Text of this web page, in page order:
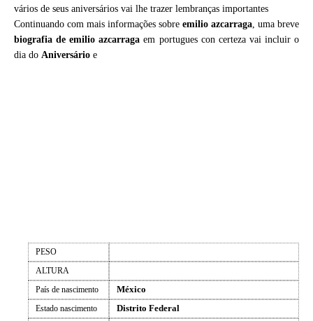
vários de seus aniversários vai lhe trazer lembranças importantes
Continuando com mais informações sobre emilio azcarraga, uma breve
biografia deemilio azcarraga em portugues con certeza vai incluir o
dia do Aniversário e
PESO
ALTURA
País de nascimento
México
Estado nascimento Distrito Federal